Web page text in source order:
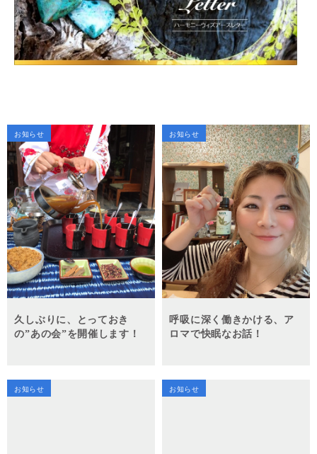
お知らせ
久しぶりに、とっておき
の”あの会”を開催します！
お知らせ
呼吸に深く働きかける、ア
ロマで快眠なお話！
お知らせ お知らせ